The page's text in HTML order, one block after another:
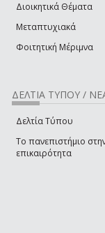
Διοικητικά Θέματα
Μεταπτυχιακά
Φοιτητική Μέριμνα
ΔΕΛΤΙΑ ΤΥΠΟΥ /
Δελτία Τύπου
Το πανεπιστήμιο
επικαιρότητα